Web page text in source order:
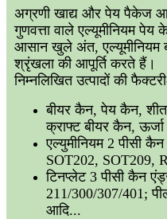
अग्रणी खाद्य और पेय पैकेज
गुणवत्ता वाले एल्यूमीनियम
आसान खुले अंत, एल्यूमीनियम
श्रृंखला की आपूर्ति करते हैं।
निम्नलिखित उत्पादों की
बीयर कैन, पेय कैन,
क्राफ्ट बीयर कैन,
एल्युमीनियम 2 पीसी
SOT202, SOT209,
टिनप्लेट 3 पीसी कैन
211/300/307/401;
आदि...